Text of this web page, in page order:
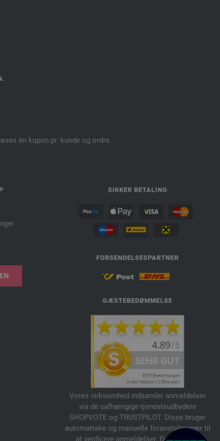
én kupon pr. kunde og ordre.
SIKKER BETALING
FORSENDELSESPARTNER
GÆSTEBEDØMMELSE
Vores virksomhed indsamler anmeldelser
via de uafhængige tjenesteudbydere
SHOPVOTE og TRUSTPILOT. Disse bruger
automatiske og manuelle foranstaltninger til
at verificere anmeldelser. Du kan finde